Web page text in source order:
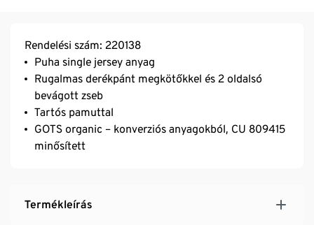
Rendelési szám: 220138
Puha single jersey anyag
Rugalmas derékpánt megkötőkkel és 2 oldalsó
bevágott zseb
Tartós pamuttal
GOTS organic – konverziós anyagokból, CU 809415
minősített
Termékleírás